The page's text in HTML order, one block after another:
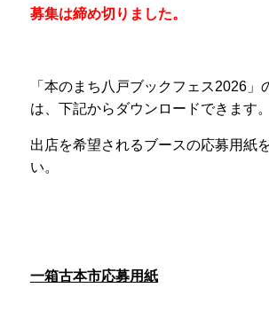
募集は締め切りました。
「本のまち八戸ブックフェス2026」
は、下記からダウンロードできます。
出店を希望されるブースの応募用紙
い。
一箱古本市応募用紙